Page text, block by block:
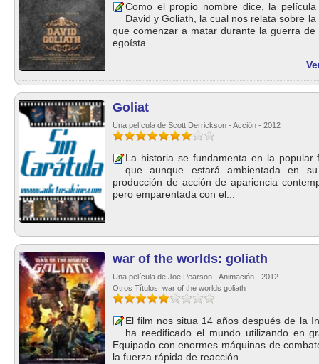
Como el propio nombre dice, la
David y Goliath, la cual nos relata sobre
que comenzar a matar durante la guerra
egoísta. ...
Goliat
Una película de Scott Derrickson - Acción - 2012
La historia se fundamenta en la popular
que aunque estará ambientada en
producción de acción de apariencia
pero emparentada con el...
war of the worlds: goliath
Una película de Joe Pearson - Animación - 2012
Otros Títulos: war of the worlds goliath
El film nos situa 14 años después de la
ha reedificado el mundo utilizando en
Equipado con enormes máquinas de
la fuerza rápida de reacción...